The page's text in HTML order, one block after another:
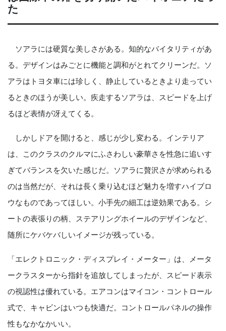
た
ソアラには硬質な美しさがある。知的なバイタリティがあ
る。デザインはみごとに機能と調和がとれてクリーンだ。ソ
アラはトヨタ車には珍しく、静止しているときより走ってい
るときのほうが美しい。疾走するソアラは、スピードを上げ
るほど表情が冴えてくる。
しかしドアを開けると、感じが少し変わる。インテリア
は、このクラスのクルマにふさわしい豪華さを性急に追いす
ぎてバランスを欠いた感じだ。ソアラに贅沢さが求められる
のは当然だが、それは長く乗り込むほど魅力を増すハイブロ
ウなものであってほしい。小手先の細工は逆効果である。シ
ートの表張りの柄、ステアリングホイールのデザインなど、
随所にケバケバしいイメージが残っている。
「エレクトロニック・ディスプレイ・メーター」は、メータ
ークラスターから指針を追放してしまったが、スピード表示
の視認性は優れている。エアコンはマイコン・コントロール
式で、キャビンはいつも快適だ。コントロールパネルの操作
性もなかなかいい。